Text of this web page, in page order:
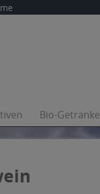
Bio-Getränke